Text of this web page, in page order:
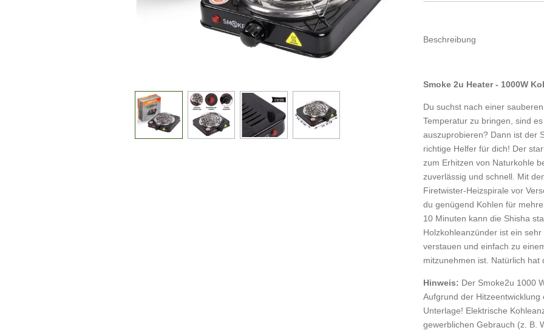
Beschreibung
Smoke 2u Heater - 1000W
Du suchst nach einer
Temperatur zu bringen, sind
auszuprobieren? Dann ist der
richtige Helfer für dich! Der
zum Erhitzen von Naturkohle
zuverlässig und schnell. Mit
Firetwister-Heizspirale vor
du genügend Kohlen für
10 Minuten kann die Shisha
Holzkohleanzünder ist ein
verstauen und einfach zu
mitzunehmen ist. Natürlich hat
Hinweis: Der Smoke2u 1000
Aufgrund der
Unterlage! Elektrische
gewerblichen Gebrauch (z. B.